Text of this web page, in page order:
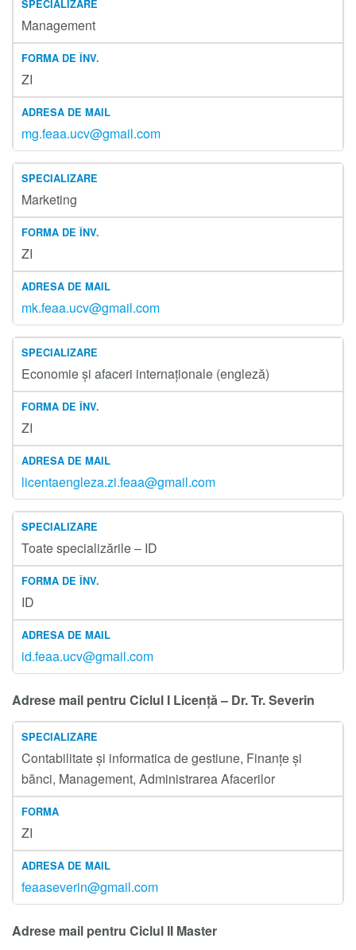
Management
ZI
mg.feaa.ucv@gmail.com
Marketing
ZI
mk.feaa.ucv@gmail.com
Economie și afaceri internaționale (engleză)
ZI
licentaengleza.zi.feaa@gmail.com
Toate specializările – ID
ID
id.feaa.ucv@gmail.com
Adrese mail pentru Ciclul I Licență – Dr. Tr. Severin
Contabilitate și informatica de gestiune, Finanțe și
bănci, Management, Administrarea Afacerilor
ZI
feaaseverin@gmail.com
Adrese mail pentru Ciclul II Master